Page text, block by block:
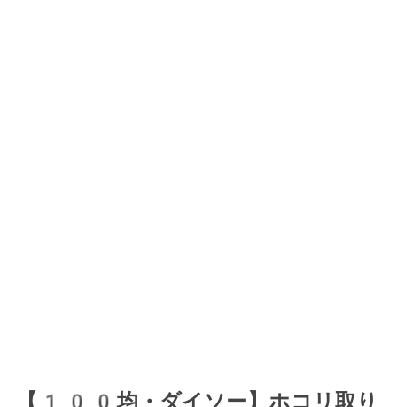
【100均・ダイソー】ホコリ取り